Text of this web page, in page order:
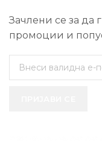
Зачлени се за да
промоции и